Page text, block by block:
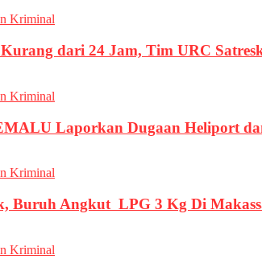
Kriminal
Kurang dari 24 Jam, Tim URC
Kriminal
Laporkan Dugaan Heliport
Kriminal
Buruh Angkut LPG 3 Kg Di
Kriminal